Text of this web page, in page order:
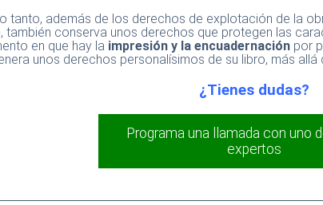
tanto, además de los derechos de explotación de la
, también conserva unos derechos que protegen las
en que hay la impresión y la encuadernación por
unos derechos personalísimos de su libro, más allá
¿Tienes dudas?
Programa una llamada con uno
expertos